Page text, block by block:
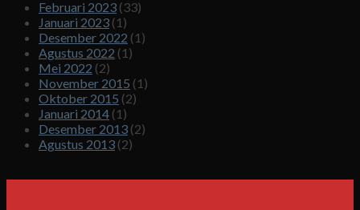
Februari 2023 (33)
Januari 2023 (1)
Desember 2022 (1)
Agustus 2022 (1)
Mei 2022 (2)
November 2015 (1)
Oktober 2015 (2)
Januari 2014 (1)
Desember 2013 (2)
Agustus 2013 (2)